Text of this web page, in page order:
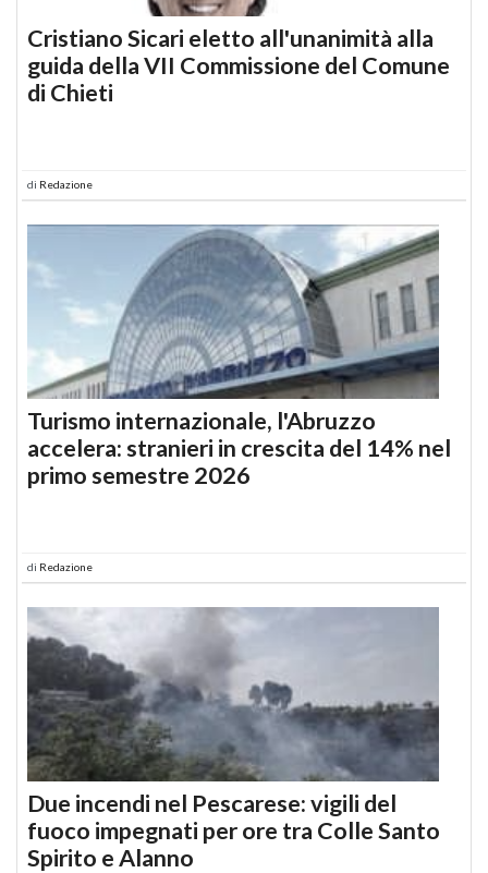
Cristiano Sicari eletto all'unanimità alla
guida della VII Commissione del Comune
di Chieti
di Redazione
Turismo internazionale, l'Abruzzo
accelera: stranieri in crescita del 14% nel
primo semestre 2026
di Redazione
Due incendi nel Pescarese: vigili del
fuoco impegnati per ore tra Colle Santo
Spirito e Alanno